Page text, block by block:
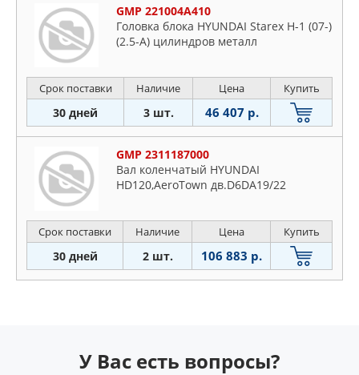
GMP 221004A410
Головка блока HYUNDAI Starex H-1 (07-)
(2.5-A) цилиндров металл
Срок поставки Наличие Цена Купить
30 дней 3 шт. 46 407 р.
GMP 2311187000
Вал коленчатый HYUNDAI
HD120,AeroTown дв.D6DA19/22
Срок поставки Наличие Цена Купить
30 дней 2 шт. 106 883 р.
У Вас есть вопросы?